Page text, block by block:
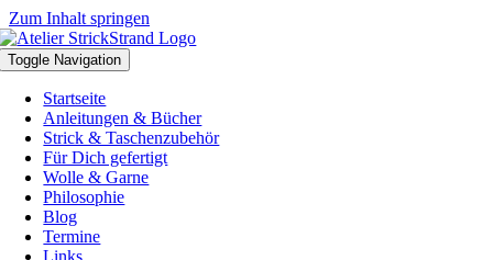
Zum Inhalt springen
Toggle Navigation
Startseite
Anleitungen & Bücher
Strick & Taschenzubehör
Für Dich gefertigt
Wolle & Garne
Philosophie
Blog
Termine
Links